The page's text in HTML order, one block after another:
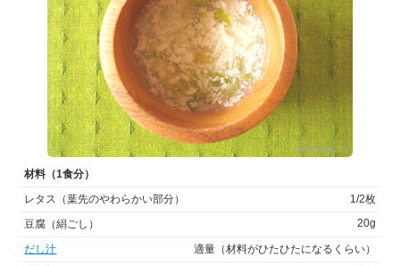
材料（1食分）
レタス（葉先のやわらかい部分）
1/2枚
豆腐（絹ごし）
20g
だし汁
適量（材料がひたひたになるくらい）